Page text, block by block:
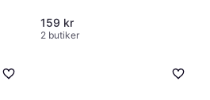
159 kr
2 butiker